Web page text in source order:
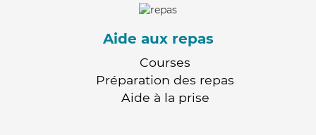
Aide aux repas
Courses
Préparation des repas
Aide à la prise